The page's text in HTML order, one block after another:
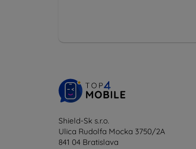
Shield-Sk s.r.o.
Ulica Rudolfa Mocka 3750/2A
841 04 Bratislava